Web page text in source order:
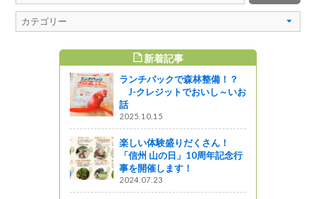
新着記事
ランチパックで森林整備！？
J-クレジットでおいし～いお
話
2025.10.15
楽しい体験盛りだくさん！
「信州 山の日」10周年記念行
事を開催します！
2024.07.23